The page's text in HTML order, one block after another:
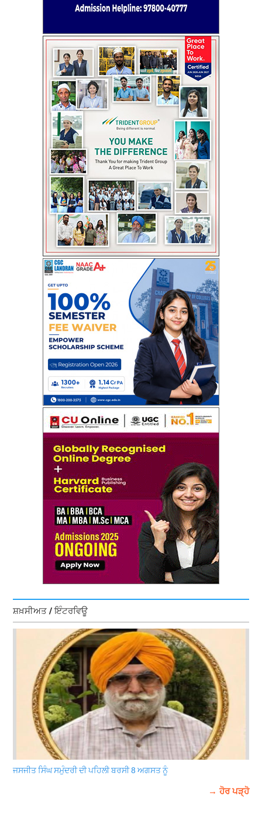
ਸ਼ਖ਼ਸੀਅਤ / ਇੰਟਰਵਿਊ
ਜਸਜੀਤ ਸਿੰਘ ਸਮੁੰਦਰੀ ਦੀ ਪਹਿਲੀ ਬਰਸੀ 8 ਅਗਸਤ ਨੂੰ
→ ਹੋਰ ਪੜ੍ਹੋ